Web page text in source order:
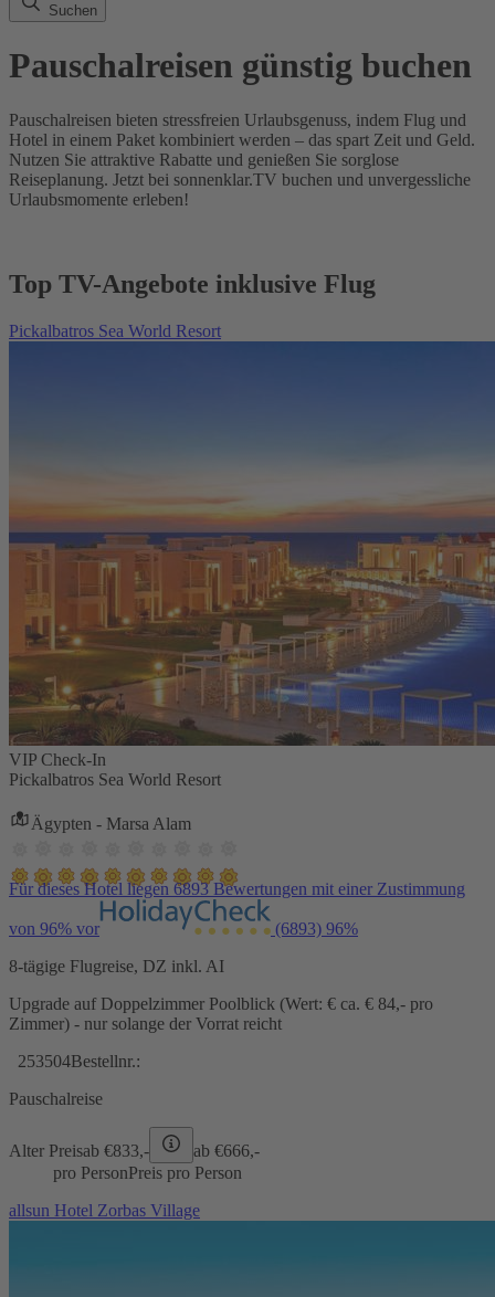
Suchen
Pauschalreisen günstig buchen
Pauschalreisen bieten stressfreien Urlaubsgenuss, indem Flug und
Hotel in einem Paket kombiniert werden – das spart Zeit und Geld.
Nutzen Sie attraktive Rabatte und genießen Sie sorglose
Reiseplanung. Jetzt bei sonnenklar.TV buchen und unvergessliche
Urlaubsmomente erleben!
Top TV-Angebote inklusive Flug
Pickalbatros Sea World Resort
VIP Check-In
Pickalbatros Sea World Resort
Ägypten - Marsa Alam
Für dieses Hotel liegen 6893 Bewertungen mit einer Zustimmung
von 96% vor (6893) 96%
8-tägige Flugreise, DZ inkl. AI
Upgrade auf Doppelzimmer Poolblick (Wert: € ca. € 84,- pro
Zimmer) - nur solange der Vorrat reicht
253504Bestellnr.:
Pauschalreise
Alter Preisab €833,- ab €666,-
pro PersonPreis pro Person
allsun Hotel Zorbas Village